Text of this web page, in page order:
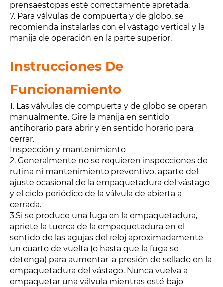
prensaestopas esté correctamente apretada.
7. Para válvulas de compuerta y de globo, se
recomienda instalarlas con el vástago vertical y la
manija de operación en la parte superior.
Instrucciones De
Funcionamiento
1. Las válvulas de compuerta y de globo se operan
manualmente. Gire la manija en sentido
antihorario para abrir y en sentido horario para
cerrar.
Inspección y mantenimiento
2. Generalmente no se requieren inspecciones de
rutina ni mantenimiento preventivo, aparte del
ajuste ocasional de la empaquetadura del vástago
y el ciclo periódico de la válvula de abierta a
cerrada.
3.Si se produce una fuga en la empaquetadura,
apriete la tuerca de la empaquetadura en el
sentido de las agujas del reloj aproximadamente
un cuarto de vuelta (o hasta que la fuga se
detenga) para aumentar la presión de sellado en la
empaquetadura del vástago. Nunca vuelva a
empaquetar una válvula mientras esté bajo